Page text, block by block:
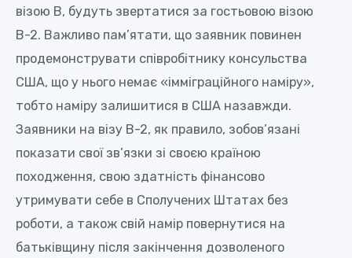
візою B, будуть звертатися за гостьовою візою
В-2. Важливо пам’ятати, що заявник повинен
продемонструвати співробітнику консульства
США, що у нього немає «імміграційного наміру»,
тобто наміру залишитися в США назавжди.
Заявники на візу B-2, як правило, зобов’язані
показати свої зв’язки зі своєю країною
походження, свою здатність фінансово
утримувати себе в Сполучених Штатах без
роботи, а також свій намір повернутися на
батьківщину після закінчення дозволеного